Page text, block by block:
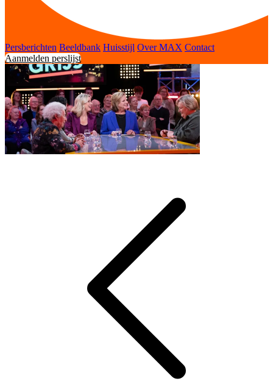
Persberichten Beeldbank Huisstijl Over MAX Contact
Aanmelden perslijst